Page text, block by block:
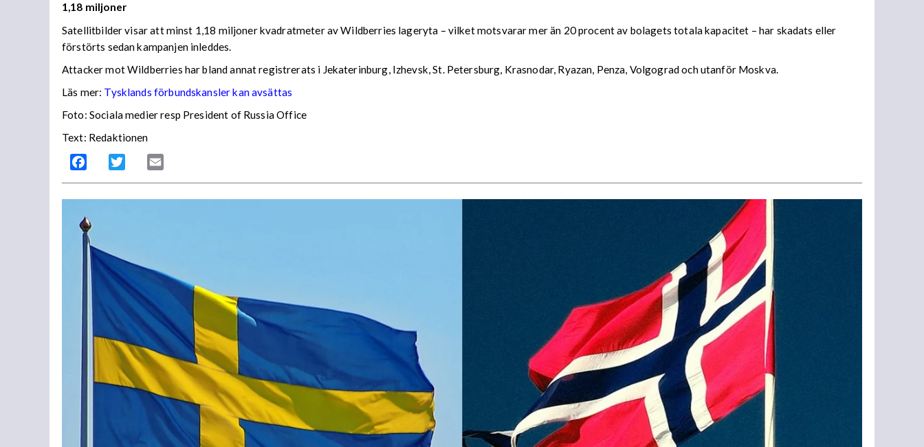
1,18 miljoner
Satellitbilder visar att minst 1,18 miljoner kvadratmeter av Wildberries lageryta – vilket motsvarar mer än 20 procent av bolagets totala kapacitet – har skadats eller
förstörts sedan kampanjen inleddes.
Attacker mot Wildberries har bland annat registrerats i Jekaterinburg, Izhevsk, St. Petersburg, Krasnodar, Ryazan, Penza, Volgograd och utanför Moskva.
Läs mer: Tysklands förbundskansler kan avsättas
Foto: Sociala medier resp President of Russia Office
Text: Redaktionen
Facebook Twitter